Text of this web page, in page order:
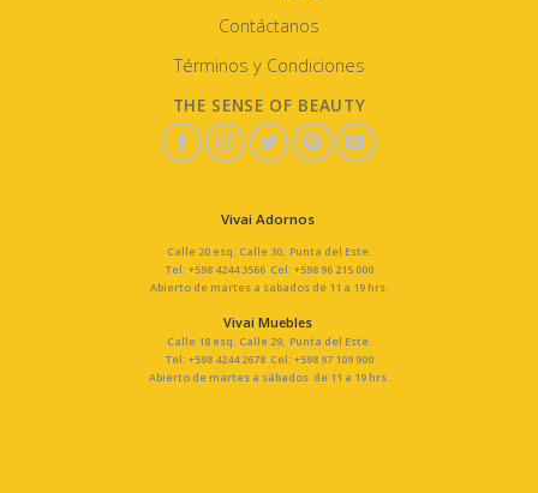
Contáctanos
Términos y Condiciones
THE SENSE OF BEAUTY
Vivai Adornos
Calle 20 esq. Calle 30, Punta del Este.
Tel: +598 4244 3566 Cel: +598 96 215 000
Abierto de martes a sabados de 11 a 19 hrs.
Vivai Muebles
Calle 18 esq. Calle 29, Punta del Este.
Tel: +598 4244 2678 Cel: +598 97 109 900
Abierto de martes a sábados de 11 a 19 hrs.